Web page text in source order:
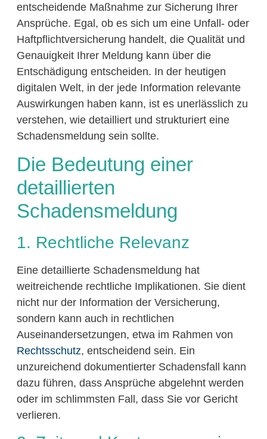
entscheidende Maßnahme zur Sicherung Ihrer
Ansprüche. Egal, ob es sich um eine Unfall- oder
Haftpflichtversicherung handelt, die Qualität und
Genauigkeit Ihrer Meldung kann über die
Entschädigung entscheiden. In der heutigen
digitalen Welt, in der jede Information relevante
Auswirkungen haben kann, ist es unerlässlich zu
verstehen, wie detailliert und strukturiert eine
Schadensmeldung sein sollte.
Die Bedeutung einer
detaillierten
Schadensmeldung
1. Rechtliche Relevanz
Eine detaillierte Schadensmeldung hat
weitreichende rechtliche Implikationen. Sie dient
nicht nur der Information der Versicherung,
sondern kann auch in rechtlichen
Auseinandersetzungen, etwa im Rahmen von
Rechtsschutz, entscheidend sein. Ein
unzureichend dokumentierter Schadensfall kann
dazu führen, dass Ansprüche abgelehnt werden
oder im schlimmsten Fall, dass Sie vor Gericht
verlieren.